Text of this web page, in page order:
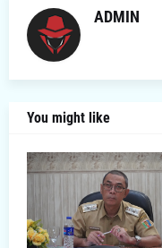
ADMIN
You might like